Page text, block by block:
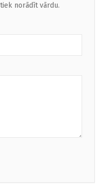
norādīt vārdu.